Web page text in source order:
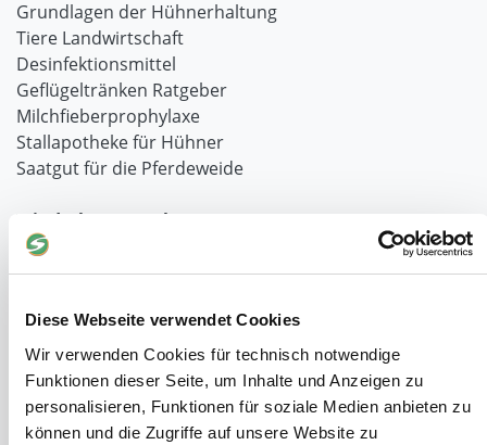
Diese Webseite verwendet Cookies
Wir verwenden Cookies für technisch notwendige
Funktionen dieser Seite, um Inhalte und Anzeigen zu
personalisieren, Funktionen für soziale Medien anbieten zu
können und die Zugriffe auf unsere Website zu
Grundlagen der Hühnerhaltung
Tiere Landwirtschaft
Desinfektionsmittel
Geflügeltränken Ratgeber
Milchfieberprophylaxe
Stallapotheke für Hühner
Saatgut für die Pferdeweide
Windschutzgewebe
Windschutznetze für Reithallen
Galerie Windschutznetze
Windschutznetz für Pferdeführanlagen
Lubratec Tore
Lubratec Fronten
Planenvorhang
Windschutznetz mit Ösen